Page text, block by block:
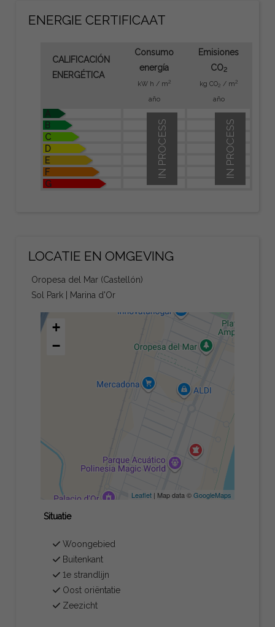
ENERGIE CERTIFICAAT
CALIFICACIÓN
ENERGÉTICA
Consumo
energía
kW h / m2
año
Emisiones
CO2
kg CO2 / m2
año
A
B
C
D
E
F
G
IN PROCESS
IN PROCESS
LOCATIE EN OMGEVING
Oropesa del Mar (Castellón)
Sol Park | Marina d'Or
+
−
Leaflet| Map data ©GoogleMaps
Situatie
Woongebied
Buitenkant
1e strandlijn
Oost oriëntatie
Zeezicht